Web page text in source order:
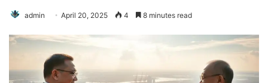
admin April 20, 2025 4 8 minutes read